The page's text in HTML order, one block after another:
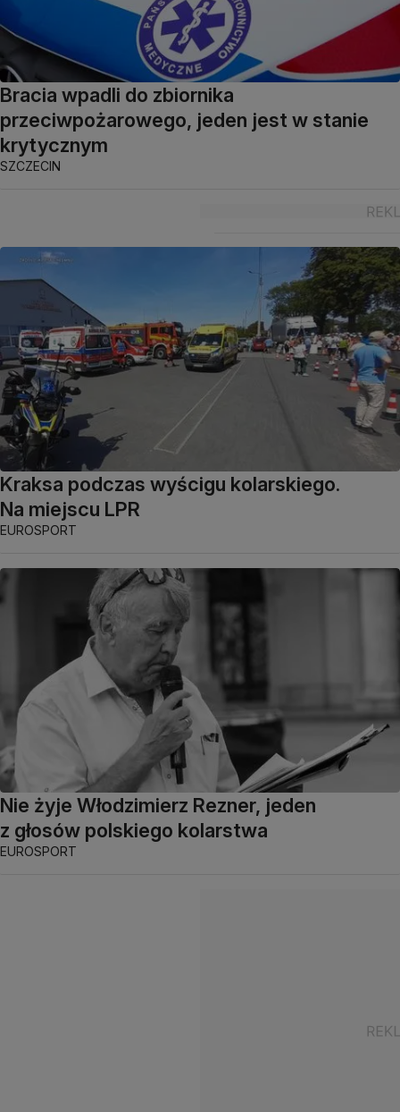
Bracia wpadli do zbiornika
przeciwpożarowego, jeden jest w stanie
krytycznym
SZCZECIN
Kraksa podczas wyścigu kolarskiego.
Na miejscu LPR
EUROSPORT
Nie żyje Włodzimierz Rezner, jeden
z głosów polskiego kolarstwa
EUROSPORT